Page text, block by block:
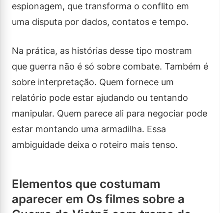
espionagem, que transforma o conflito em
uma disputa por dados, contatos e tempo.
Na prática, as histórias desse tipo mostram
que guerra não é só sobre combate. Também é
sobre interpretação. Quem fornece um
relatório pode estar ajudando ou tentando
manipular. Quem parece ali para negociar pode
estar montando uma armadilha. Essa
ambiguidade deixa o roteiro mais tenso.
Elementos que costumam
aparecer em Os filmes sobre a